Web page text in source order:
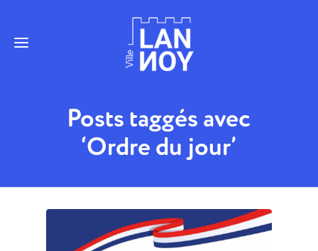
Posts taggés avec
‘Ordre du jour’